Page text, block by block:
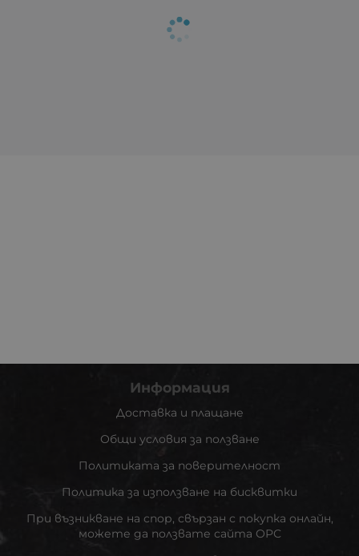
Информация
Доставка и плащане
Общи условия за ползване
Политиката за поверителност
Политика за използване на бисквитки
При възникване на спор, свързан с покупка онлайн,
можете да ползвате сайта ОРС